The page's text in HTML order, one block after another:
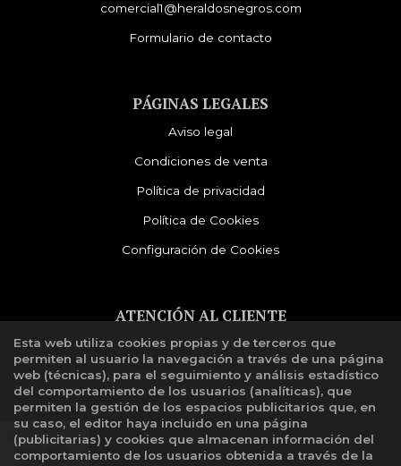
comercial1@heraldosnegros.com
Formulario de contacto
PÁGINAS LEGALES
Aviso legal
Condiciones de venta
Política de privacidad
Política de Cookies
Configuración de Cookies
ATENCIÓN AL CLIENTE
Quiénes somos
Libro de reclamaciones
Esta web utiliza cookies propias y de terceros que
permiten al usuario la navegación a través de una página
web (técnicas), para el seguimiento y análisis estadístico
del comportamiento de los usuarios (analíticas), que
permiten la gestión de los espacios publicitarios que, en
su caso, el editor haya incluido en una página
(publicitarias) y cookies que almacenan información del
comportamiento de los usuarios obtenida a través de la